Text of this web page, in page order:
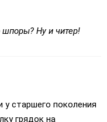
Ну и читер!
у старшего поколения
грядок на